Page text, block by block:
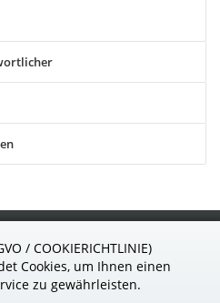
/ COOKIERICHTLINIE)
Cookies, um Ihnen einen
zu gewährleisten.